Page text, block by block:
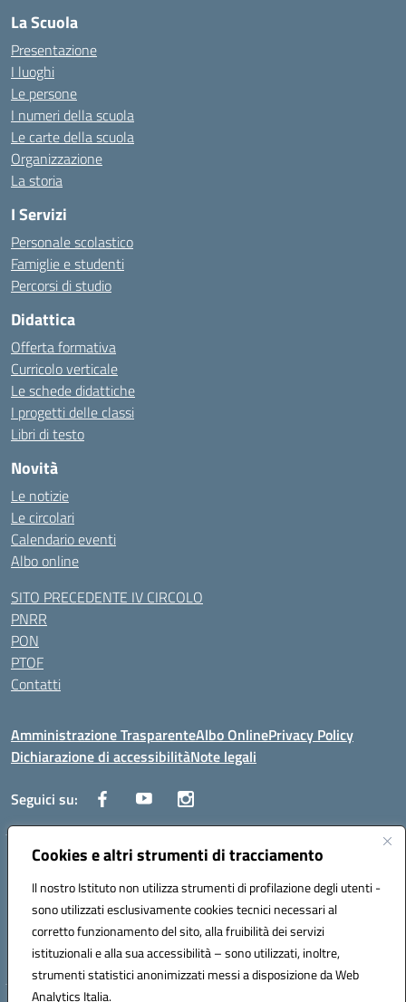
Cookies e altri strumenti di tracciamento
Il nostro Istituto non utilizza strumenti di profilazione degli utenti -
sono utilizzati esclusivamente cookies tecnici necessari al
corretto funzionamento del sito, alla fruibilità dei servizi
istituzionali e alla sua accessibilità – sono utilizzati, inoltre,
strumenti statistici anonimizzati messi a disposizione da Web
Analytics Italia.
La Scuola
Presentazione
I luoghi
Le persone
I numeri della scuola
Le carte della scuola
Organizzazione
La storia
I Servizi
Personale scolastico
Famiglie e studenti
Percorsi di studio
Didattica
Offerta formativa
Curricolo verticale
Le schede didattiche
I progetti delle classi
Libri di testo
Novità
Le notizie
Le circolari
Calendario eventi
Albo online
SITO PRECEDENTE IV CIRCOLO
PNRR
PON
PTOF
Contatti
Amministrazione TrasparenteAlbo OnlinePrivacy Policy
Dichiarazione di accessibilitàNote legali
Seguici su:
Traversa Fondo d'Orto n.19B - Cap 80053 - Castellammare di Stabia
(NA) - Tel. 0818701043 - Mail: naic847006@istruzione.it - PEC:
Codice meccanografico: NAIC847006 - Codice iPA: istsc_naic847006 -
C.F. 82009060631 - Codice univoco fatturazione elettronica (CUF):
UFUAUC